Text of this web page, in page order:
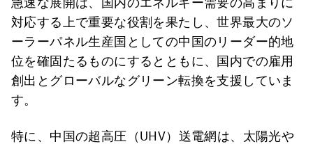
対応する上で重要な役割を果たし、世界最大のソ
ーラーパネル生産国としての中国のリーダー的地
位を確固たるものにするとともに、国内での雇用
創出とグローバルなグリーン転換を支援していま
す。
特に、中国の超高圧（UHV）送電網は、太陽光や